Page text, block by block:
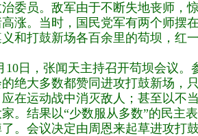
委员。敌军由于不断失地丧师，
涨。当时，国民党军有两个师摆
和打鼓新场各百余里的苟坝，红
日，张闻天主持召开苟坝会议。
绝大多数都赞同进攻打鼓新场，
在运动战中消灭敌人；甚至以不
。结果以“少数服从多数”的民主
。会议决定由周恩来起草进攻打